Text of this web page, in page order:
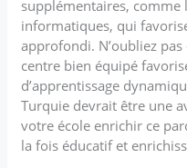
supplémentaires, comme
informatiques, qui
approfondi. N’oubliez
centre bien équipé
d’apprentissage
Turquie devrait être une
votre école enrichir ce
la fois éducatif et